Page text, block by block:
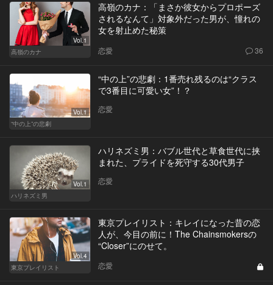
Vol.1
高嶺のカナ
高嶺のカナ：「まさか彼女からプロポーズ
されるなんて」対象外だった男が、憧れの
女を射止めた秘策
恋愛 36
Vol.1
“中の上”の悲劇
“中の上”の悲劇：1番売れ残るのは“クラス
で3番目に可愛い女”！？
恋愛
Vol.1
ハリネズミ男
ハリネズミ男：バブル世代と草食世代に挟
まれた、プライドを死守する30代男子
恋愛
Vol.4
東京プレイリスト
東京プレイリスト：キレイになった昔の恋
人が、今目の前に！The Chainsmokersの
“Closer”にのせて。
恋愛